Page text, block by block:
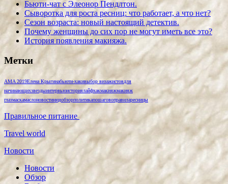
Бьюти-чат с Элеонор Пендлтон.
Сыворотка для роста ресниц: что работает, а что нет?
Сезон возраста: новый настоящий детектив.
Почему женщины до сих пор не могут иметь все это?
История появления макияжа.
Метки
AMA 2019Елена Крыгинабьюти-хакивыбор визажистовдля
начинающихзвездыинтервьюисториялайфхакмакияжмакияж
глазмаскамаслоновостинюдобзорполитикапошаговоправиларесницы
Правильное питание
Travel world
Новости
Новости
Обзор